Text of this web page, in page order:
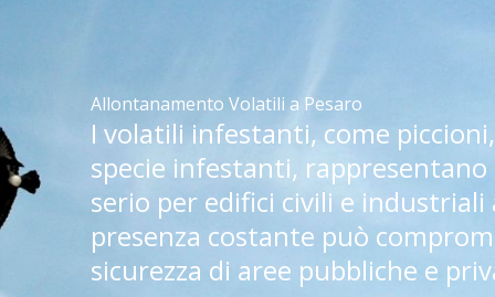
Allontanamento Volatili a Pesaro
I volatili infestanti, come
specie infestanti,
serio per edifici civili e industriali
presenza costante può
sicurezza di aree pubbliche e